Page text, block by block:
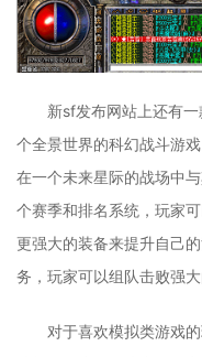
新sf发布网站上还有
个全景世界的科幻战斗游
在一个未来星际的战场中
个赛季和排名系统，玩家
更强大的装备来提升自己
务，玩家可以组队击败强
对于喜欢模拟类游戏